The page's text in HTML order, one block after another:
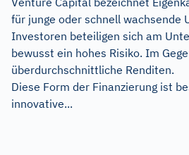
für junge oder schnell wachsende
Investoren beteiligen sich am
bewusst ein hohes Risiko. Im
überdurchschnittliche Renditen.
Diese Form der Finanzierung ist
innovative...